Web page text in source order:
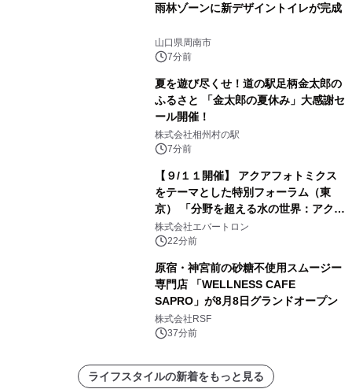
雨林ゾーンに新デザイントイレが完成
山口県周南市
7分前
夏を遊び尽くせ！道の駅足柄金太郎の
ふるさと 「金太郎の夏休み」大感謝セ
ール開催！
株式会社相州村の駅
7分前
【９/１１開催】 アクアフォトミクス
をテーマとした特別フォーラム（東
京） 「分野を超える水の世界：アクア
フォトミクスが切り拓く新しい科学の
地平」を開催
株式会社エバートロン
22分前
原宿・神宮前の砂糖不使用スムージー
専門店 「WELLNESS CAFE
SAPRO」が8月8日グランドオープン
株式会社RSF
37分前
ライフスタイルの新着をもっと見る